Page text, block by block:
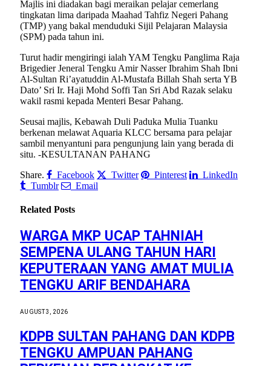
Majlis ini diadakan bagi meraikan pelajar cemerlang
tingkatan lima daripada Maahad Tahfiz Negeri Pahang
(TMP) yang bakal menduduki Sijil Pelajaran Malaysia
(SPM) pada tahun ini.
Turut hadir mengiringi ialah YAM Tengku Panglima Raja
Brigedier Jeneral Tengku Amir Nasser Ibrahim Shah Ibni
Al-Sultan Ri’ayatuddin Al-Mustafa Billah Shah serta YB
Dato’ Sri Ir. Haji Mohd Soffi Tan Sri Abd Razak selaku
wakil rasmi kepada Menteri Besar Pahang.
Seusai majlis, Kebawah Duli Paduka Mulia Tuanku
berkenan melawat Aquaria KLCC bersama para pelajar
sambil menyantuni para pengunjung lain yang berada di
situ. -KESULTANAN PAHANG
Share.
Facebook Twitter Pinterest
LinkedIn
Tumblr
Email
Related Posts
WARGA MKP UCAP TAHNIAH
SEMPENA ULANG TAHUN HARI
KEPUTERAAN YANG AMAT MULIA
TENGKU ARIF BENDAHARA
AUGUST 3, 2026
KDPB SULTAN PAHANG DAN KDPB
TENGKU AMPUAN PAHANG